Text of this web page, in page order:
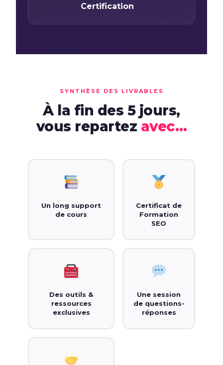
Certification
SYNTHÈSE DES LIVRABLES
À la fin des 5 jours,
vous repartez avec…
Un long support
de cours
Certificat de
Formation
SEO
Des outils &
ressources
exclusives
Une session
de questions-
réponses